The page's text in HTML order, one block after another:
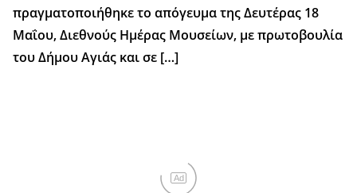
πραγματοποιήθηκε το απόγευμα της Δευτέρας 18
Μαΐου, Διεθνούς Ημέρας Μουσείων, με πρωτοβουλία
του Δήμου Αγιάς και σε […]
Ad